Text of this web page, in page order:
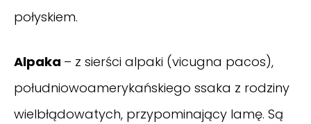
połyskiem.
Alpaka – z sierści alpaki (vicugna pacos),
południowoamerykańskiego ssaka z rodziny
wielbłądowatych, przypominający lamę. Są